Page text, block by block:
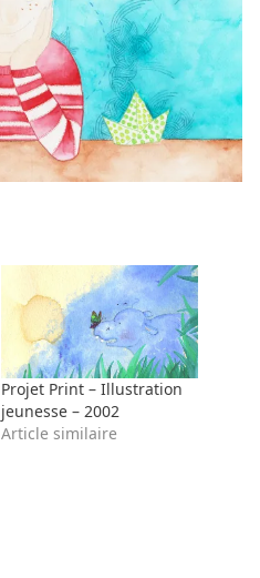
Projet Print – Illustration
jeunesse – 2002
Article similaire